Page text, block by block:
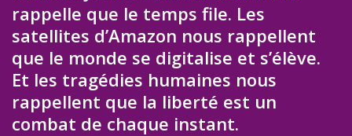
rappelle que le temps file. Les
satellites d’Amazon nous rappellent
que le monde se digitalise et s’élève.
Et les tragédies humaines nous
rappellent que la liberté est un
combat de chaque instant.